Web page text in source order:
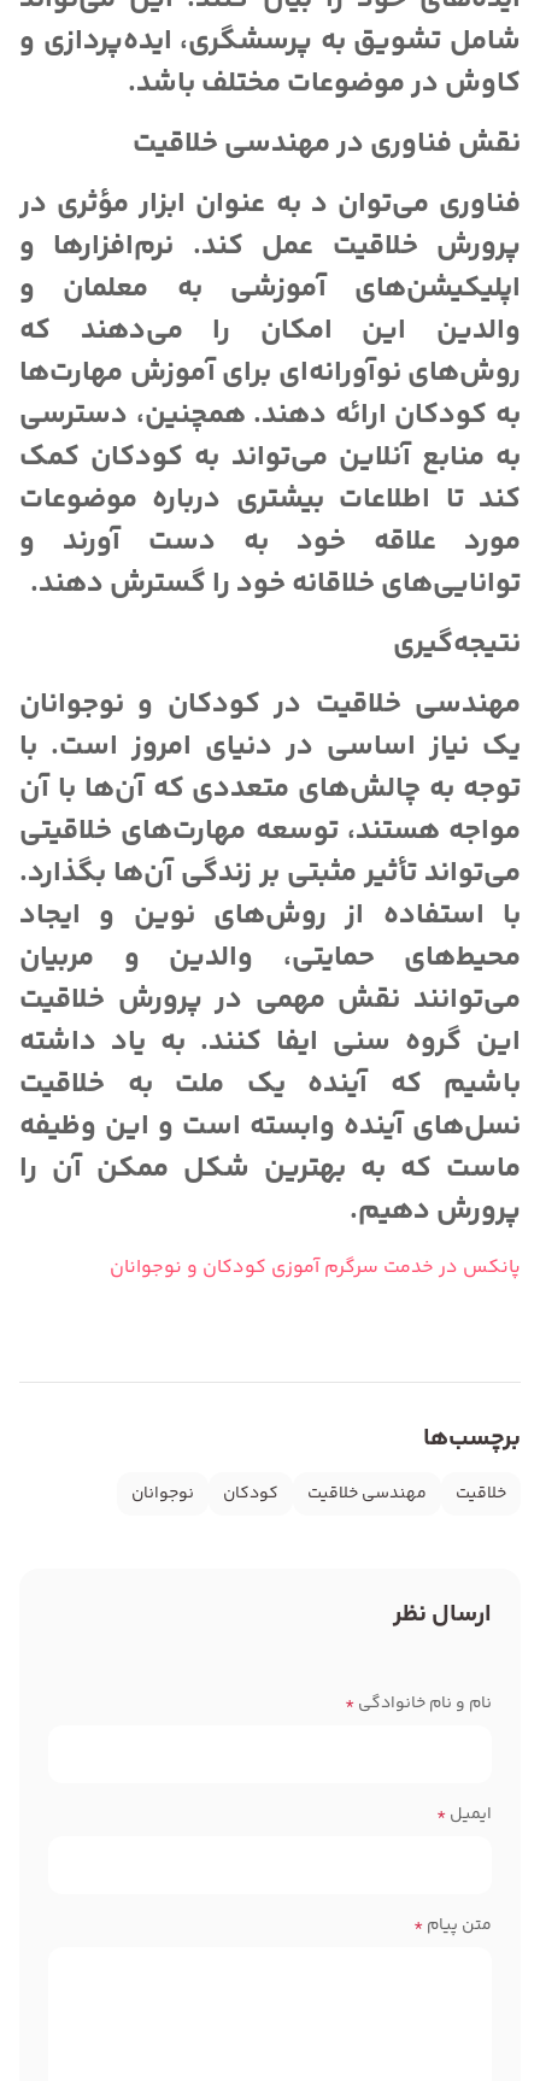
شامل تشویق به پرسشگری، ایده‌پردازی و
کاوش در موضوعات مختلف باشد.
نقش فناوری در مهندسی خلاقیت
فناوری می‌توان د به عنوان ابزار مؤثری در
پرورش خلاقیت عمل کند. نرم‌افزارها و
اپلیکیشن‌های آموزشی به معلمان و
والدین این امکان را می‌دهند که
روش‌های نوآورانه‌ای برای آموزش مهارت‌ها
به کودکان ارائه دهند. همچنین، دسترسی
به منابع آنلاین می‌تواند به کودکان کمک
کند تا اطلاعات بیشتری درباره موضوعات
مورد علاقه خود به دست آورند و
توانایی‌های خلاقانه خود را گسترش دهند.
نتیجه‌گیری
مهندسی خلاقیت در کودکان و نوجوانان
یک نیاز اساسی در دنیای امروز است. با
توجه به چالش‌های متعددی که آن‌ها با آن
مواجه هستند، توسعه مهارت‌های خلاقیتی
می‌تواند تأثیر مثبتی بر زندگی آن‌ها بگذارد.
با استفاده از روش‌های نوین و ایجاد
محیط‌های حمایتی، والدین و مربیان
می‌توانند نقش مهمی در پرورش خلاقیت
این گروه سنی ایفا کنند. به یاد داشته
باشیم که آینده یک ملت به خلاقیت
نسل‌های آینده وابسته است و این وظیفه
ماست که به بهترین شکل ممکن آن را
پرورش دهیم.
پانکس در خدمت سرگرم آموزی کودکان و نوجوانان
برچسب‌ها
خلاقیت مهندسی خلاقیت کودکان نوجوانان
ارسال نظر
نام و نام خانوادگی*
ایمیل*
متن پیام*